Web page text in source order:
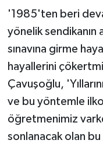
'1985'ten beri
yönelik sendikanın
sınavına girme
hayallerini
Çavuşoğlu,
ve bu yöntemle
öğretmenimiz
sonlanacak olan